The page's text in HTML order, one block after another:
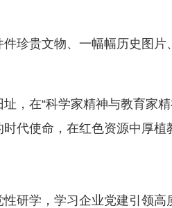
贵文物、一幅幅历史图片
在“科学家精神与教育家精
代使命，在红色资源中厚植
学，学习企业党建引领高